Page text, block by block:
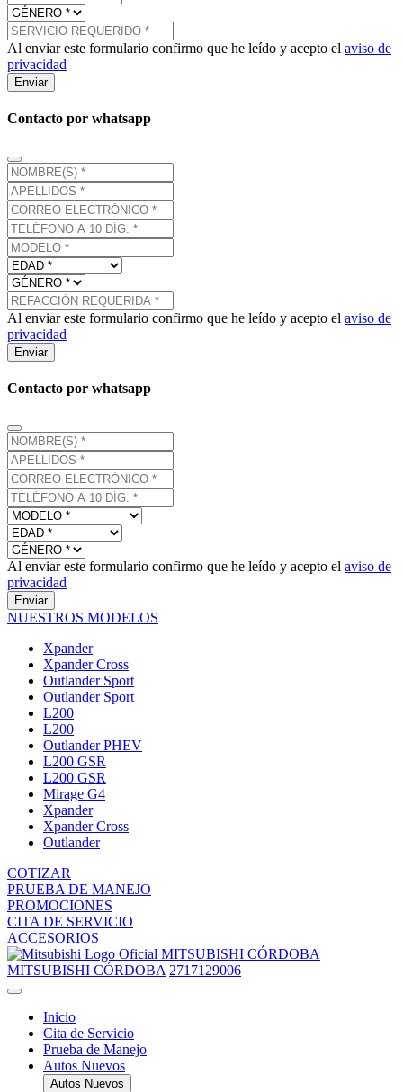
Al enviar este formulario confirmo que he leído y acepto el aviso de
privacidad
Enviar
Contacto por whatsapp
Al enviar este formulario confirmo que he leído y acepto el aviso de
privacidad
Enviar
Contacto por whatsapp
Al enviar este formulario confirmo que he leído y acepto el aviso de
privacidad
Enviar
NUESTROS MODELOS
Xpander
Xpander Cross
Outlander Sport
Outlander Sport
L200
L200
Outlander PHEV
L200 GSR
L200 GSR
Mirage G4
Xpander
Xpander Cross
Outlander
COTIZAR
PRUEBA DE MANEJO
PROMOCIONES
CITA DE SERVICIO
ACCESORIOS
MITSUBISHI CÓRDOBA
MITSUBISHI CÓRDOBA 2717129006
Inicio
Cita de Servicio
Prueba de Manejo
Autos Nuevos
Autos Nuevos